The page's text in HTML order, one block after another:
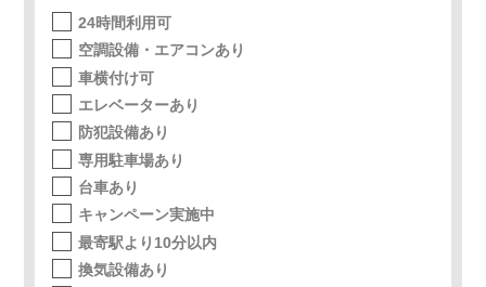
24時間利用可
空調設備・エアコンあり
車横付け可
エレベーターあり
防犯設備あり
専用駐車場あり
台車あり
キャンペーン実施中
最寄駅より10分以内
換気設備あり